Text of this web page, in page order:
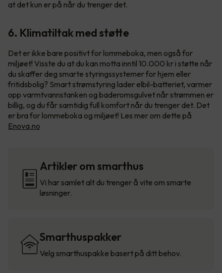
at det kun er på når du trenger det.
6. Klimatiltak med støtte
Det er ikke bare positivt for lommeboka, men også for
miljøet! Visste du at du kan motta inntil 10.000 kr i støtte når
du skaffer deg smarte styringssystemer for hjem eller
fritidsbolig? Smart strømstyring lader elbil-batteriet, varmer
opp varmtvannstanken og baderomsgulvet når strømmen er
billig, og du får samtidig full komfort når du trenger det. Det
er bra for lommeboka og miljøet! Les mer om dette på
Enova.no
Artikler om smarthus
Vi har samlet alt du trenger å vite om smarte
løsninger.
Smarthuspakker
Velg smarthuspakke basert på ditt behov.